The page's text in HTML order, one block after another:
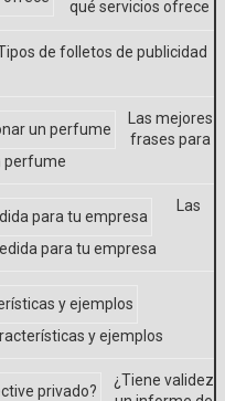
qué servicios ofrece
de folletos de publicidad
Las mejores
frases para
perfume
Las
para tu empresa
y ejemplos
¿Tiene validez